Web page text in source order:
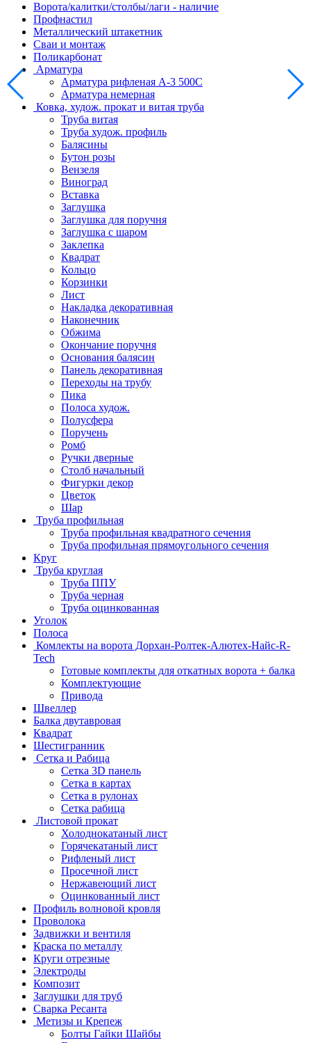
Ворота/калитки/столбы/лаги - наличие
Профнастил
Металлический штакетник
Сваи и монтаж
Поликарбонат
Арматура
Арматура рифленая А-3 500С
Арматура немерная
Ковка, худож. прокат и витая труба
Труба витая
Труба худож. профиль
Балясины
Бутон розы
Вензеля
Виноград
Вставка
Заглушка
Заглушка для поручня
Заглушка с шаром
Заклепка
Квадрат
Кольцо
Корзинки
Лист
Накладка декоративная
Наконечник
Обжима
Окончание поручня
Основания балясин
Панель декоративная
Переходы на трубу
Пика
Полоса худож.
Полусфера
Поручень
Ромб
Ручки дверные
Столб начальный
Фигурки декор
Цветок
Шар
Труба профильная
Труба профильная квадратного сечения
Труба профильная прямоугольного сечения
Круг
Труба круглая
Труба ППУ
Труба черная
Труба оцинкованная
Уголок
Полоса
Комлекты на ворота Дорхан-Ролтек-Алютех-Найс-R-
Tech
Готовые комплекты для откатных ворота + балка
Комплектующие
Привода
Швеллер
Балка двутавровая
Квадрат
Шестигранник
Сетка и Рабица
Сетка 3D панель
Сетка в картах
Сетка в рулонах
Сетка рабица
Листовой прокат
Холоднокатаный лист
Горячекатаный лист
Рифленый лист
Просечной лист
Нержавеющий лист
Оцинкованный лист
Профиль волновой кровля
Проволока
Задвижки и вентиля
Краска по металлу
Круги отрезные
Электроды
Композит
Заглушки для труб
Сварка Ресанта
Метизы и Крепеж
Болты Гайки Шайбы